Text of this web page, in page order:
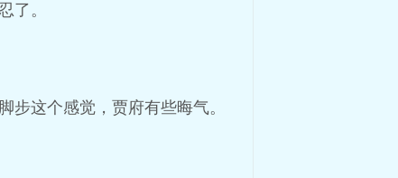
了。
这个感觉，贾府有些晦气。